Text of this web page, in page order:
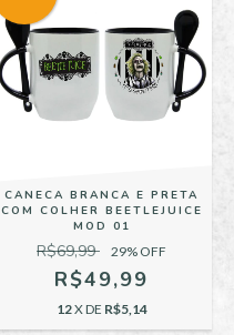
CANECA BRANCA E PRETA
COM COLHER BEETLEJUICE
MOD 01
R$69,99 29% OFF
R$49,99
12X DE R$5,14